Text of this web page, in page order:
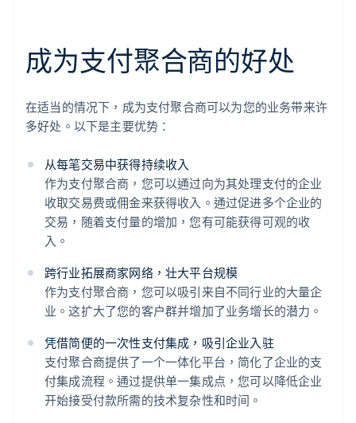
成为支付聚合商的好处
在适当的情况下，成为支付聚合商可以为您的业务带来许
多好处。以下是主要优势：
从每笔交易中获得持续收入
作为支付聚合商，您可以通过向为其处理支付的企业
收取交易费或佣金来获得收入。通过促进多个企业的
交易，随着支付量的增加，您有可能获得可观的收
入。
跨行业拓展商家网络，壮大平台规模
作为支付聚合商，您可以吸引来自不同行业的大量企
业。这扩大了您的客户群并增加了业务增长的潜力。
凭借简便的一次性支付集成，吸引企业入驻
支付聚合商提供了一个一体化平台，简化了企业的支
付集成流程。通过提供单一集成点，您可以降低企业
开始接受付款所需的技术复杂性和时间。